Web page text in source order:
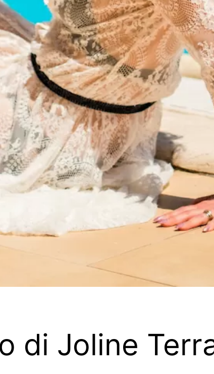
di Joline